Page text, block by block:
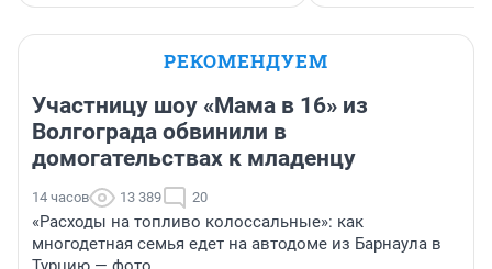
РЕКОМЕНДУЕМ
Участницу шоу «Мама в 16» из
Волгограда обвинили в
домогательствах к младенцу
14 часов 13 389 20
«Расходы на топливо колоссальные»: как
многодетная семья едет на автодоме из Барнаула в